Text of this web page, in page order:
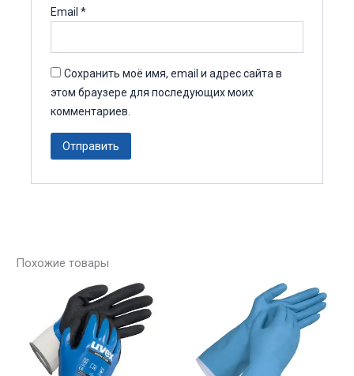
Email*
Сохранить моё имя, email и адрес сайта в
этом браузере для последующих моих
комментариев.
Похожие товары